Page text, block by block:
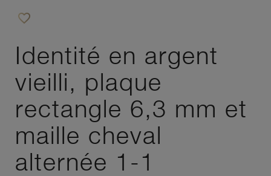
favorite_border
Identité en argent
vieilli, plaque
rectangle 6,3 mm et
maille cheval
alternée 1-1